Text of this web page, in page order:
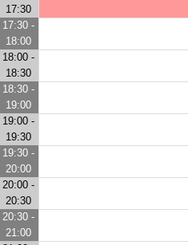
17:30
17:30 -
18:00
18:00 -
18:30
18:30 -
19:00
19:00 -
19:30
19:30 -
20:00
20:00 -
20:30
20:30 -
21:00